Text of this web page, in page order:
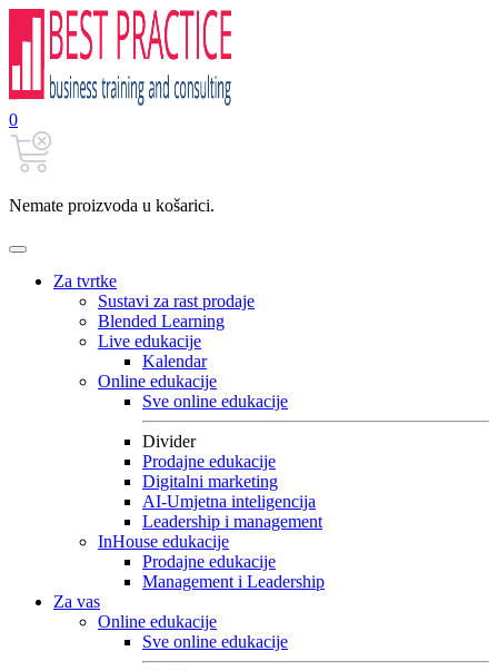
0
Nemate proizvoda u košarici.
Za tvrtke
Sustavi za rast prodaje
Blended Learning
Live edukacije
Kalendar
Online edukacije
Sve online edukacije
Divider
Prodajne edukacije
Digitalni marketing
AI-Umjetna inteligencija
Leadership i management
InHouse edukacije
Prodajne edukacije
Management i Leadership
Za vas
Online edukacije
Sve online edukacije